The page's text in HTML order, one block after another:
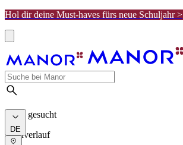
Hol dir deine Must-haves fürs neue Schuljahr >
Meist gesucht
Suchverlauf
DE